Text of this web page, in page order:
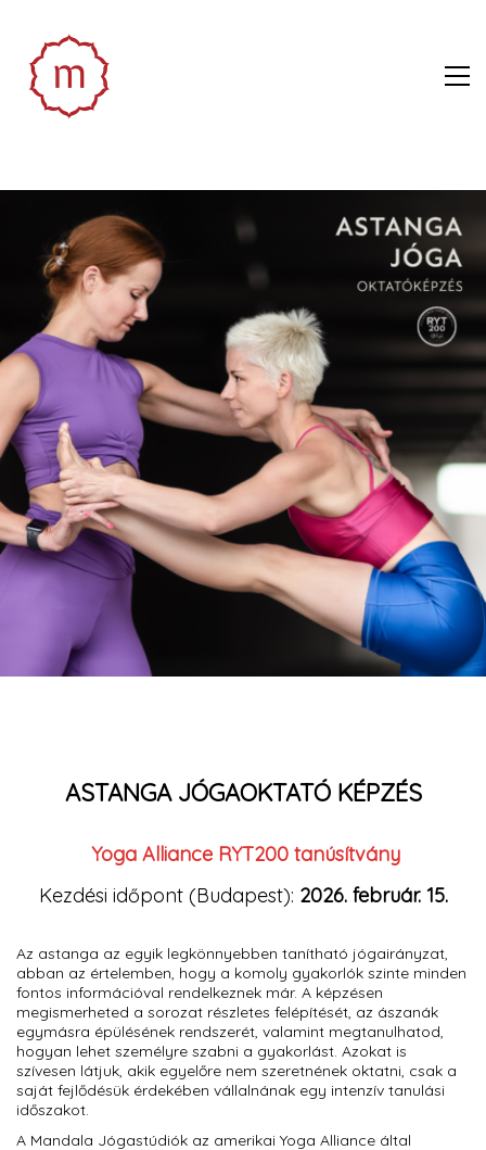
ASTANGA JÓGAOKTATÓ KÉPZÉS
Yoga Alliance RYT200 tanúsítvány
Kezdési időpont (Budapest): 2026. február. 15.
Az astanga az egyik legkönnyebben tanítható jógairányzat,
abban az értelemben, hogy a komoly gyakorlók szinte minden
fontos információval rendelkeznek már. A képzésen
megismerheted a sorozat részletes felépítését, az ászanák
egymásra épülésének rendszerét, valamint megtanulhatod,
hogyan lehet személyre szabni a gyakorlást. Azokat is
szívesen látjuk, akik egyelőre nem szeretnének oktatni, csak a
saját fejlődésük érdekében vállalnának egy intenzív tanulási
időszakot.
A Mandala Jógastúdiók az amerikai Yoga Alliance által